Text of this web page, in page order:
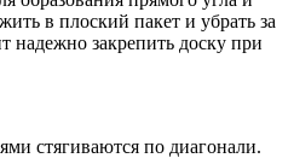
в плоский пакет и убрать за
надежно закрепить доску при
стягиваются по диагонали.